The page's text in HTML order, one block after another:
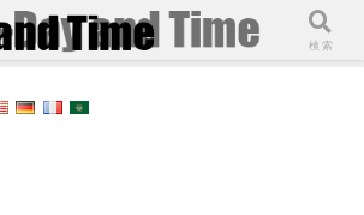
検索